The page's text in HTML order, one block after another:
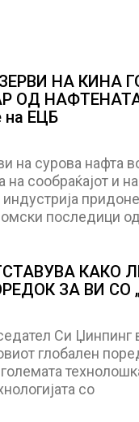
НА КИНА
ОД НАФТЕНАТА
на ЕЦБ
на сурова нафта
на сообраќајот и
последици
КАКО
ЗА ВИ СО
Си Џинпинг
глобален
со